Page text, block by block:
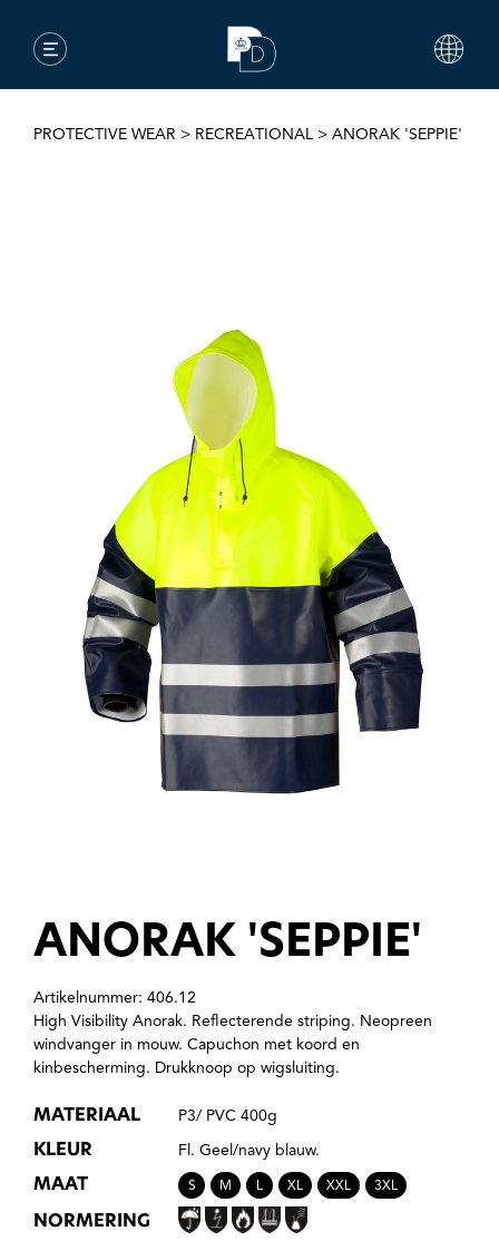
PROTECTIVE WEAR > RECREATIONAL > ANORAK 'SEPPIE'
ANORAK 'SEPPIE'
Artikelnummer: 406.12
High Visibility Anorak. Reflecterende striping. Neopreen
windvanger in mouw. Capuchon met koord en
kinbescherming. Drukknoop op wigsluiting.
MATERIAAL P3/ PVC 400g
KLEUR Fl. Geel/navy blauw.
MAAT S M L XL XXL 3XL
NORMERING